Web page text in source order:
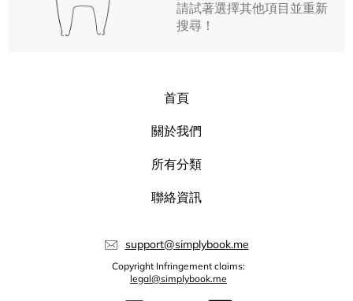
請試著選擇其他項目並重新
搜尋！
首頁
關於我們
所有分類
聯絡資訊
support@simplybook.me
Copyright Infringement claims:
legal@simplybook.me